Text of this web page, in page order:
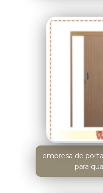
empresa de
para